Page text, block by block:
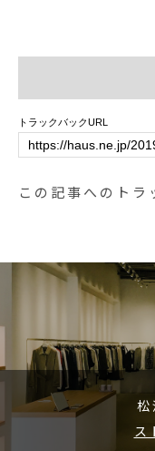
トラックバックURL
この記事へのトラ
ス